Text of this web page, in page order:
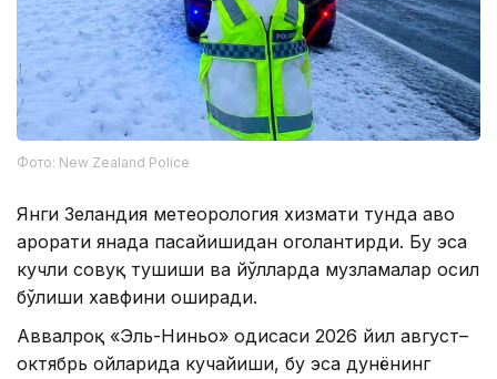
Фото: New Zealand Police
Янги Зеландия метеорология хизмати тунда ҳаво
ҳарорати янада пасайишидан огоҳлантирди. Бу эса
кучли совуқ тушиши ва йўлларда музламалар ҳосил
бўлиши хавфини оширади.
Аввалроқ «Эль-Ниньо» ҳодисаси 2026 йил август–
октябрь ойларида кучайиши, бу эса дунёнинг